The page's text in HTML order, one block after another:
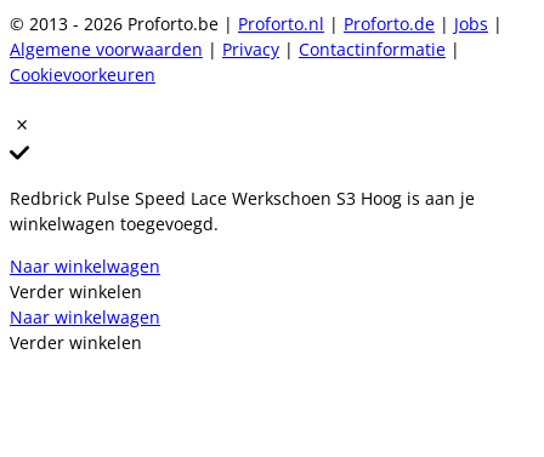
© 2013 - 2026 Proforto.be | Proforto.nl | Proforto.de | Jobs |
Algemene voorwaarden | Privacy | Contactinformatie |
Cookievoorkeuren
Redbrick Pulse Speed Lace Werkschoen S3 Hoog is aan je
winkelwagen toegevoegd.
Naar winkelwagen
Verder winkelen
Naar winkelwagen
Verder winkelen